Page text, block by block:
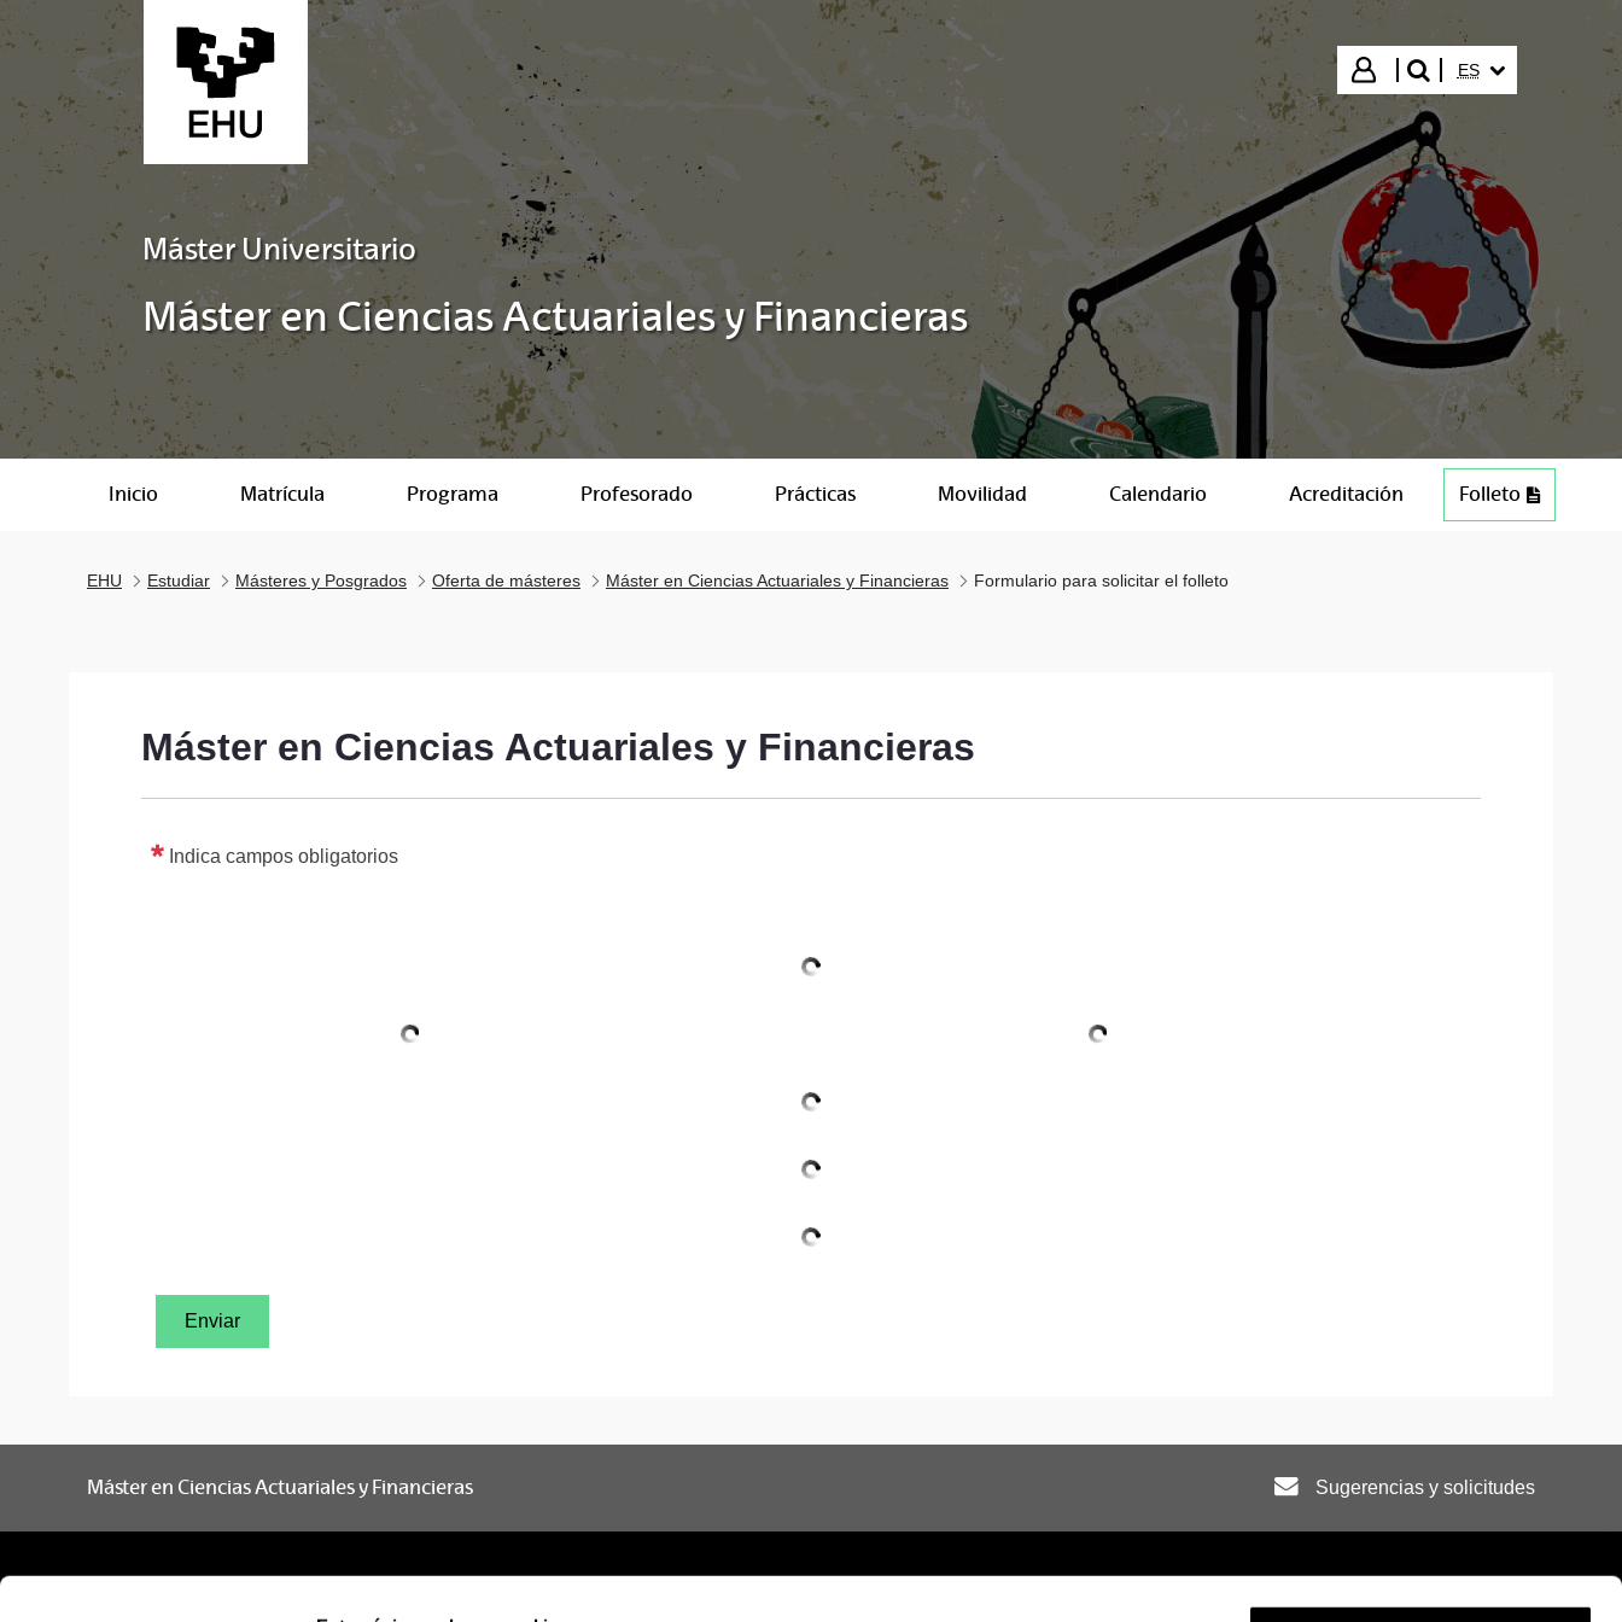
Saltar al contenido principal
Iniciar sesión
buscar"
IDIOMA
ES
Máster Universitario
Máster en Ciencias Actuariales y Financieras
Inicio Matrícula Programa Profesorado Prácticas Movilidad Calendario Acreditación Folleto
EHU Estudiar Másteres y Posgrados Oferta de másteres Máster en Ciencias Actuariales y Financieras Formulario para solicitar el folleto
Máster en Ciencias Actuariales y Financieras
Indica campos obligatorios
Enviar
Máster en Ciencias Actuariales y Financieras Sugerencias y solicitudes